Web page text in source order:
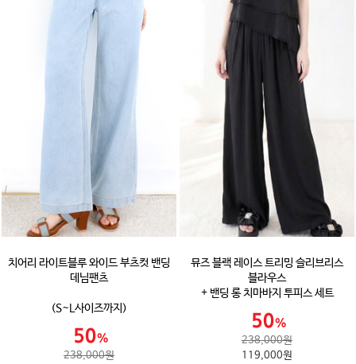
치어리 라이트블루 와이드 부츠컷 밴딩
데님팬츠
(S~L사이즈까지)
238,000원
뮤즈 블랙 레이스 트리밍 슬리브리스
블라우스
+ 밴딩 롱 치마바지 투피스 세트
238,000원
119,000원